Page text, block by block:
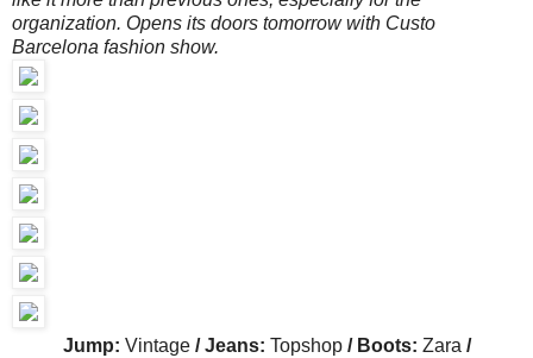
organization. Opens its doors tomorrow with Custo
Barcelona fashion show.
Jump: Vintage / Jeans: Topshop/ Boots: Zara /